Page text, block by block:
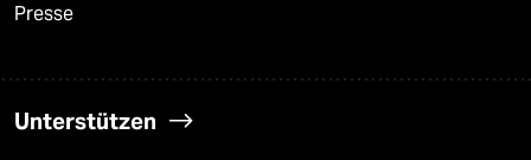
Presse
Unterstützen